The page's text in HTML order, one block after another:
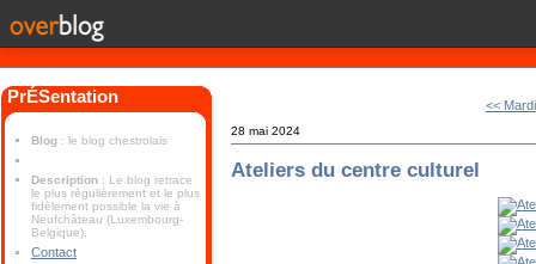
PrÉSentation
Blog : le blog chestrolais
Description : Le blog retrace
le plus régulièrement et le plus
fidèlement possible la vie à
Neufchâteau (Luxembourg-
Belgique).
Contact
<< Mardi
28 mai 2024
Ateliers du centre culturel